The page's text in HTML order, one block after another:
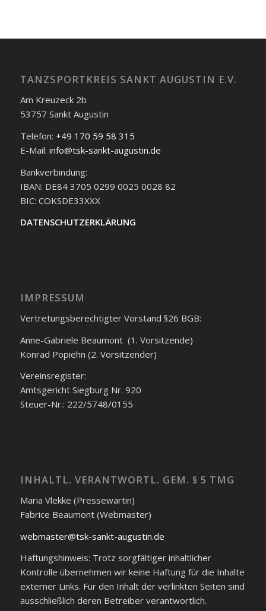
TANZSPORTKREIS SANKT AUGUSTIN E.V.
Am Kreuzeck 2b
53757 Sankt Augustin
Telefon: +49 170 59 58 315
E-Mail: info@tsk-sankt-augustin.de
Bankverbindung:
IBAN: DE84 3705 0299 0025 0028 82
BIC: COKSDE33XXX
DATENSCHUTZERKLÄRUNG
IMPRESSUM
Vertretungsberechtigter Vorstand §26 BGB:
Anne-Gabriele Beaumont (1. Vorsitzende)
Konrad Popiehn (2. Vorsitzender)
Vereinsregister:
Amtsgericht Siegburg Nr. 920
Steuer-Nr.: 222/5748/0155
INHALTL. VERANTWORTL. GEM. § 5 TMG
Maria Vlekke (Pressewartin)
Fabrice Beaumont (Webmaster)
webmaster@tsk-sankt-augustin.de
Haftungshinweis: Trotz sorgfältiger inhaltlicher
Kontrolle übernehmen wir keine Haftung für die Inhalte
externer Links. Für den Inhalt der verlinkten Seiten sind
ausschließlich deren Betreiber verantwortlich.